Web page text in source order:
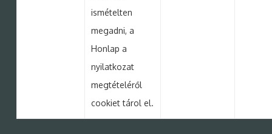
ismételten
megadni, a
Honlap a
nyilatkozat
megtételéről
cookiet tárol el.